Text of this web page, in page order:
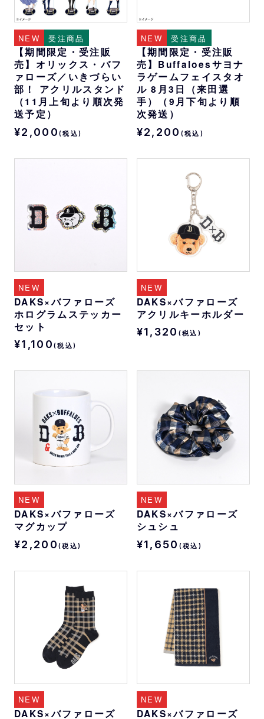
NEW 受注商品
【期間限定・受注販
売】オリックス・バフ
ァローズ／いきづらい
部！ アクリルスタンド
（11月上旬より順次発
送予定）
¥2,000 (税込)
NEW 受注商品
【期間限定・受注販
売】Buffaloesサヨナ
ラゲームフェイスタオ
ル 8月3日（来田選
手）（9月下旬より順
次発送）
¥2,200 (税込)
NEW
DAKS×バファローズ
ホログラムステッカー
セット
¥1,100 (税込)
NEW
DAKS×バファローズ
アクリルキーホルダー
¥1,320 (税込)
NEW
DAKS×バファローズ
マグカップ
¥2,200 (税込)
NEW
DAKS×バファローズ
シュシュ
¥1,650 (税込)
NEW
DAKS×バファローズ
NEW
DAKS×バファローズ